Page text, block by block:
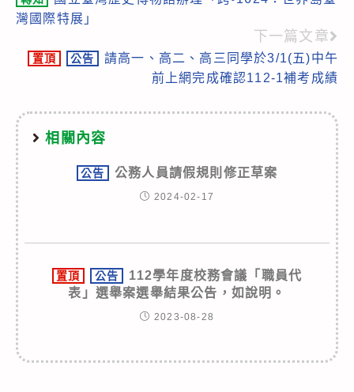
more
灣國際特展」
下一篇文章
置頂 公告
請高一、高二、高三同學於3/1(五)中午
前上網完成確認112-1補考成績
相關內容
公告 公務人員請假規則修正草案
2024-02-17
置頂 公告
112學年度校務會議「職員代
表」選舉案選舉結果公告，如說明。
2023-08-28